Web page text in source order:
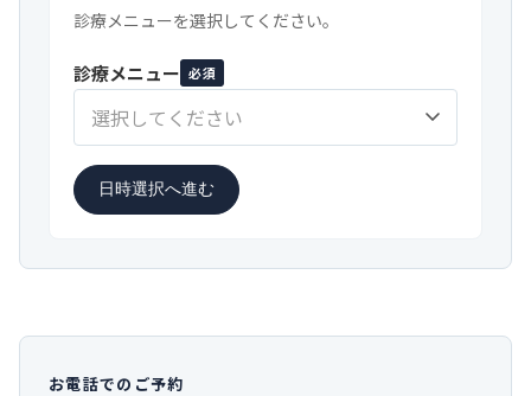
診療メニューを選択してください。
診療メニュー 必須
選択してください
日時選択へ進む
お電話でのご予約